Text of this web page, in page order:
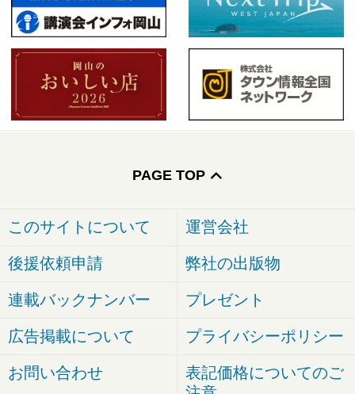
PAGE TOP
このサイトについて 運営会社
後援依頼申請 弊社の出版物
連載バックナンバー プレゼント
広告掲載について プライバシーポリシー
お問い合わせ
表記価格についてのご